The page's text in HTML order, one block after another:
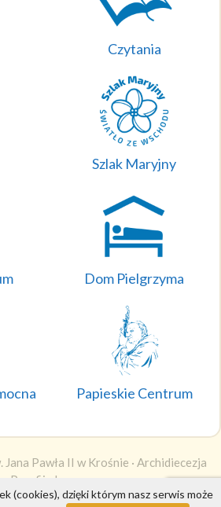
Czytania
Szlak Maryjny
Dom Pielgrzyma
Papieskie Centrum
Pawła II w Krośnie · Archidiecezja
(cookies), dzięki którym nasz serwis może